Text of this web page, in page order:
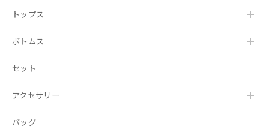
トップス
ボトムス
セット
アクセサリー
バッグ